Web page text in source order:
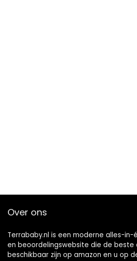
Over ons
Terrababy.nl is een moderne alles-in-
en beoordelingswebsite die de beste
beschikbaar zijn op amazon en u op